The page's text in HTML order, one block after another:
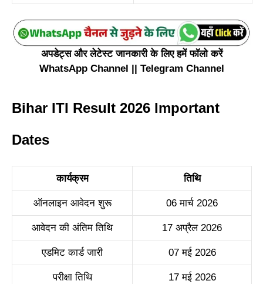
अपडेट्स और लेटेस्ट जानकारी के लिए हमें फॉलो करें
WhatsApp Channel || Telegram Channel
Bihar ITI Result 2026 Important
Dates
कार्यक्रम तिथि
ऑनलाइन आवेदन शुरू 06 मार्च 2026
आवेदन की अंतिम तिथि 17 अप्रैल 2026
एडमिट कार्ड जारी 07 मई 2026
परीक्षा तिथि 17 मई 2026